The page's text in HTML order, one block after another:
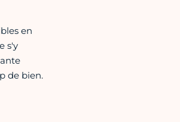
en
s'y
de bien.